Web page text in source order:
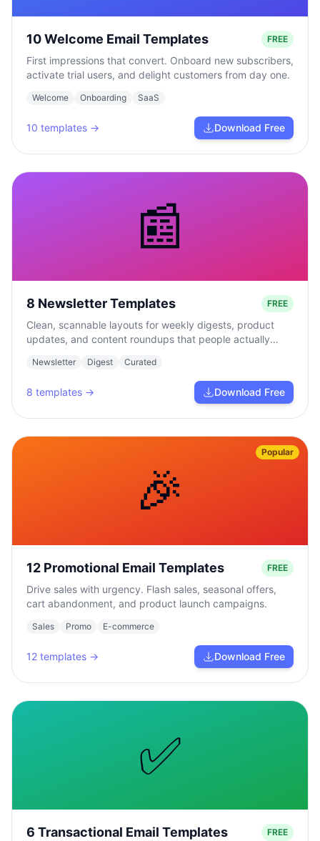
10 Welcome Email Templates FREE
First impressions that convert. Onboard new subscribers,
activate trial users, and delight customers from day one.
Welcome Onboarding SaaS
10 templates → Download Free
📰
8 Newsletter Templates FREE
Clean, scannable layouts for weekly digests, product
updates, and content roundups that people actually
Newsletter Digest Curated
8 templates → Download Free
🎉
Popular
12 Promotional Email Templates FREE
Drive sales with urgency. Flash sales, seasonal offers,
cart abandonment, and product launch campaigns.
Sales Promo E-commerce
12 templates → Download Free
✅
6 Transactional Email Templates FREE